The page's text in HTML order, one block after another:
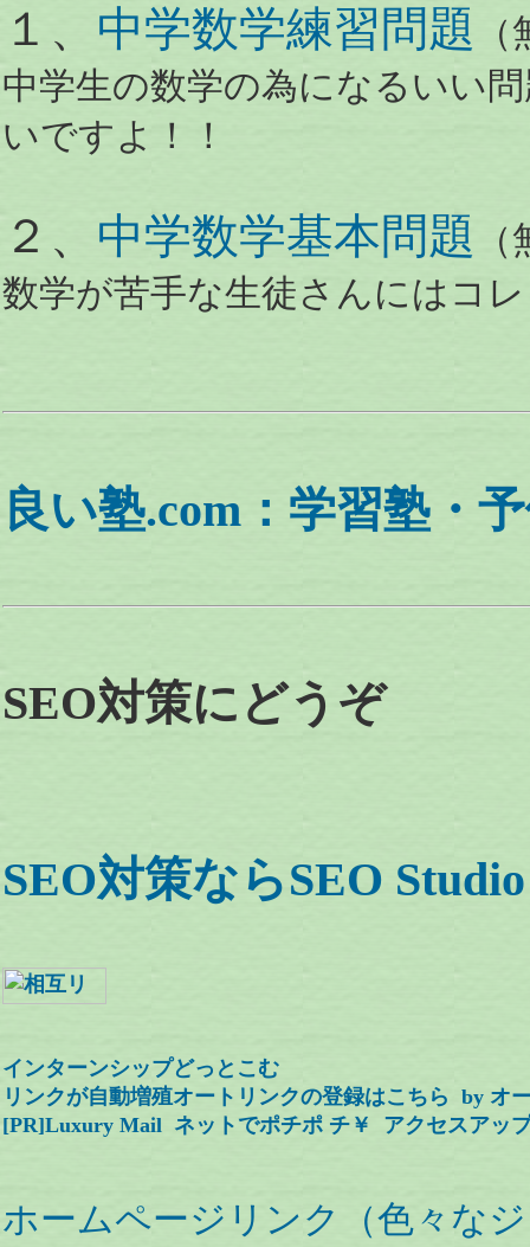
１、 中学数学練習問題
中学生の数学の為になるいい
いですよ！！
２、 中学数学基本問題
数学が苦手な生徒さんにはコ
良い塾.com：学習塾・
SEO対策にどうぞ
SEO対策ならSEO Studio
インターンシップどっとこむ
リンクが自動増殖オートリンクの登録はこちら by オ
[PR]Luxury Mail ネットでポチポ チ￥ アクセスアッ
ホームページリンク（色々な